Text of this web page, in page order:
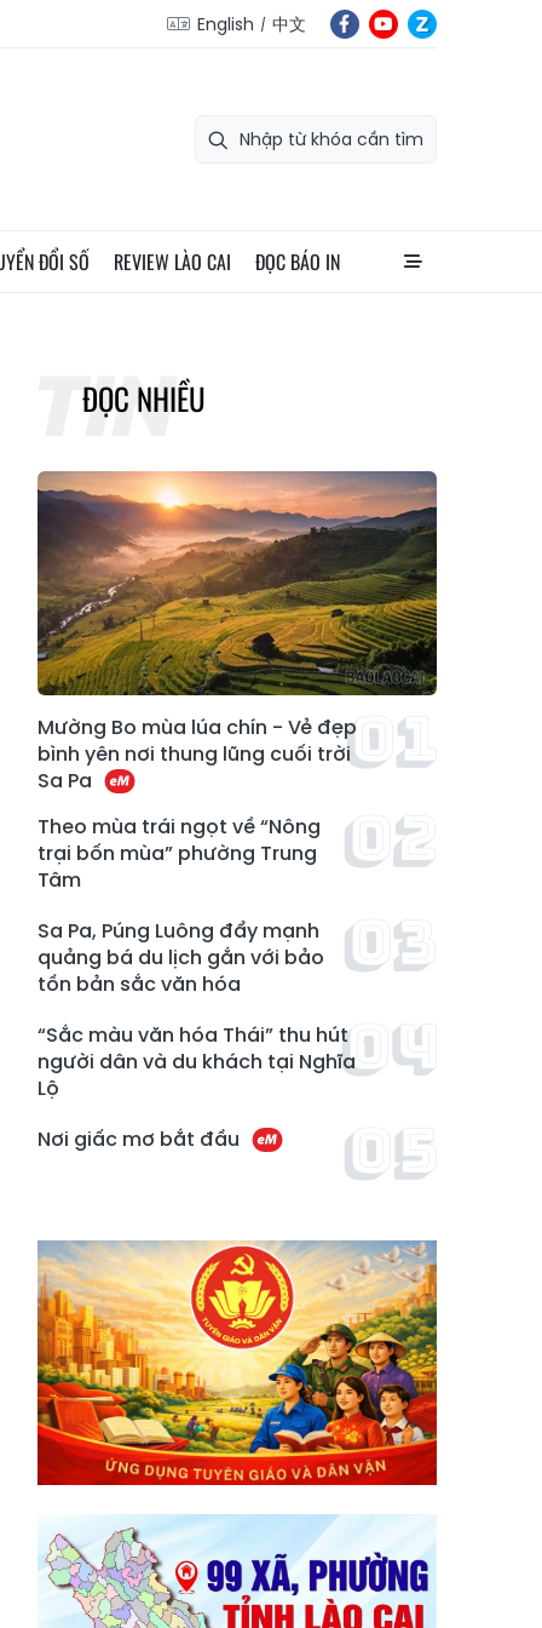
English 中文
ĐỔI SỐ REVIEW LÀO CAI ĐỌC BÁO IN
ĐỌC NHIỀU
Mường Bo mùa lúa chín - Vẻ đẹp
bình yên nơi thung lũng cuối trời
Sa Pa
Theo mùa trái ngọt về “Nông
trại bốn mùa” phường Trung
Tâm
Sa Pa, Púng Luông đẩy mạnh
quảng bá du lịch gắn với bảo
tồn bản sắc văn hóa
“Sắc màu văn hóa Thái” thu hút
người dân và du khách tại Nghĩa
Lộ
Nơi giấc mơ bắt đầu